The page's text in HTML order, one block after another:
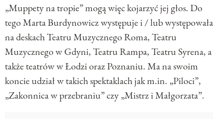
„Muppety na tropie” mogą więc kojarzyć jej głos. Do
tego Marta Burdynowicz występuje i / lub występowała
na deskach Teatru Muzycznego Roma, Teatru
Muzycznego w Gdyni, Teatru Rampa, Teatru Syrena, a
także teatrów w Łodzi oraz Poznaniu. Ma na swoim
koncie udział w takich spektaklach jak m.in. „Piloci”,
„Zakonnica w przebraniu” czy „Mistrz i Małgorzata”.